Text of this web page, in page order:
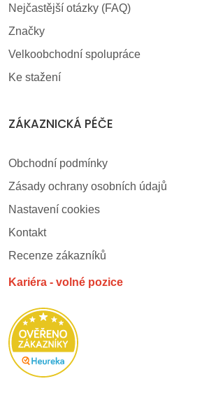
Nejčastější otázky (FAQ)
Značky
Velkoobchodní spolupráce
Ke stažení
ZÁKAZNICKÁ PÉČE
Obchodní podmínky
Zásady ochrany osobních údajů
Nastavení cookies
Kontakt
Recenze zákazníků
Kariéra - volné pozice